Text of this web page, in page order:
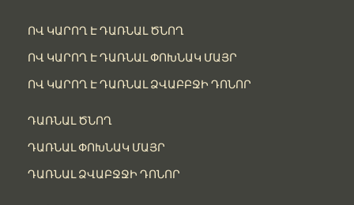
ՈՎ ԿԱՐՈՂ Է ԴԱՌՆԱԼ ԾՆՈՂ
ՈՎ ԿԱՐՈՂ Է ԴԱՌՆԱԼ ՓՈԽՆԱԿ ՄԱՅՐ
ՈՎ ԿԱՐՈՂ Է ԴԱՌՆԱԼ ՁՎԱԲԲՋԻ ԴՈՆՈՐ
ԴԱՌՆԱԼ ԾՆՈՂ
ԴԱՌՆԱԼ ՓՈԽՆԱԿ ՄԱՅՐ
ԴԱՌՆԱԼ ՁՎԱԲՋՋԻ ԴՈՆՈՐ